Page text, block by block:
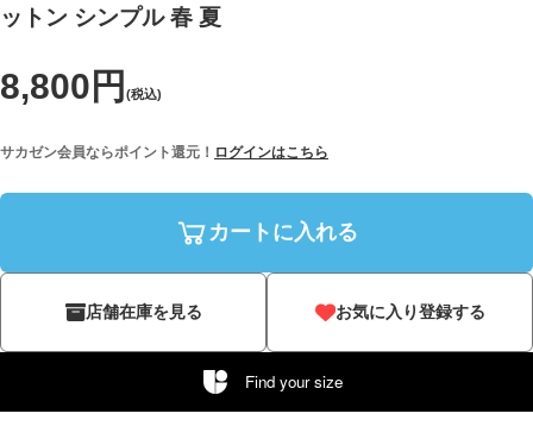
ットン シンプル 春 夏
8,800円 (税込)
サカゼン会員ならポイント還元！ ログインはこちら
カートに入れる
店舗在庫を見る お気に入り登録する
Find your size